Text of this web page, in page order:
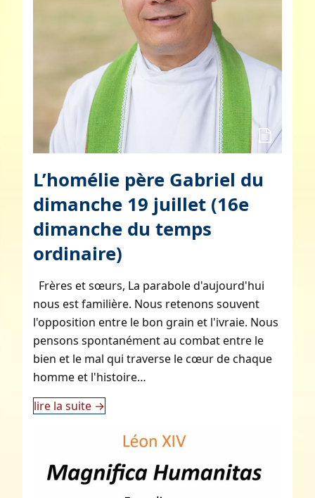
L’homélie père Gabriel du
dimanche 19 juillet (16e
dimanche du temps
ordinaire)
Frères et sœurs, La parabole d'aujourd'hui
nous est familière. Nous retenons souvent
l'opposition entre le bon grain et l'ivraie. Nous
pensons spontanément au combat entre le
bien et le mal qui traverse le cœur de chaque
homme et l'histoire…
lire la suite →